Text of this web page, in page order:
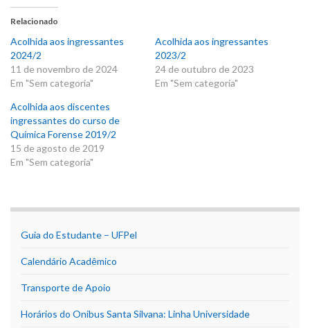
Relacionado
Acolhida aos ingressantes
2024/2
11 de novembro de 2024
Em "Sem categoria"
Acolhida aos ingressantes
2023/2
24 de outubro de 2023
Em "Sem categoria"
Acolhida aos discentes
ingressantes do curso de
Química Forense 2019/2
15 de agosto de 2019
Em "Sem categoria"
Guia do Estudante – UFPel
Calendário Acadêmico
Transporte de Apoio
Horários do Onibus Santa Silvana: Linha Universidade